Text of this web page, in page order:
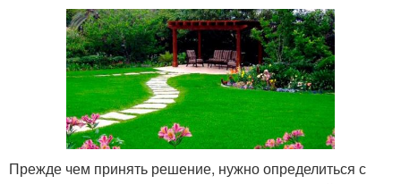
Прежде чем принять решение, нужно определиться с